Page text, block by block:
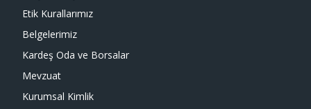
Etik Kurallarımız
Belgelerimiz
Kardeş Oda ve Borsalar
Mevzuat
Kurumsal Kimlik